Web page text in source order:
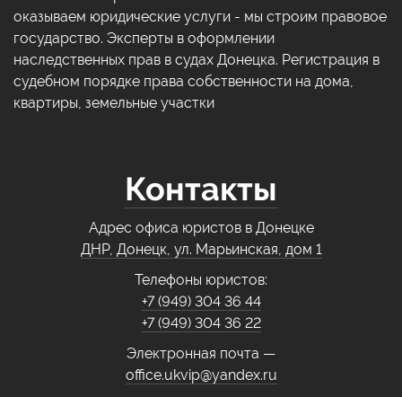
оказываем юридические услуги - мы строим правовое
государство. Эксперты в оформлении
наследственных прав в судах Донецка. Регистрация в
судебном порядке права собственности на дома,
квартиры, земельные участки
Контакты
Адрес офиса юристов в Донецке
ДНР, Донецк, ул. Марьинская, дом 1
Телефоны юристов:
+7 (949) 304 36 44
+7 (949) 304 36 22
Электронная почта —
office.ukvip@yandex.ru